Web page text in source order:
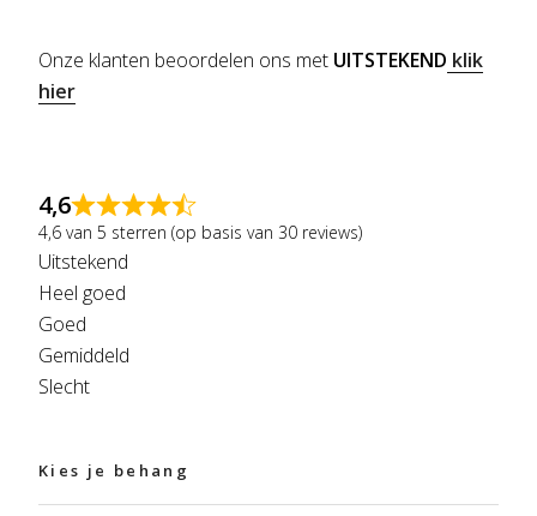
Onze klanten beoordelen ons met UITSTEKEND klik
hier
4,6
4,6 van 5 sterren (op basis van 30 reviews)
Uitstekend
Heel goed
Goed
Gemiddeld
Slecht
Kies je behang